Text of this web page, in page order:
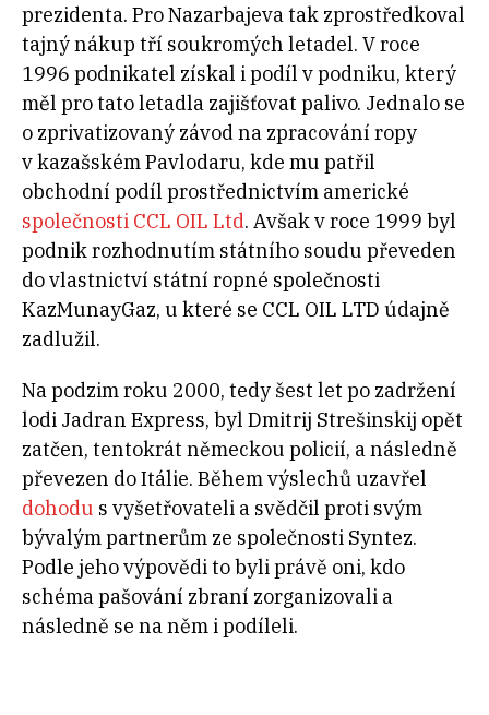
prezidenta. Pro Nazarbajeva tak zprostředkoval
tajný nákup tří soukromých letadel. V roce
1996 podnikatel získal i podíl v podniku, který
měl pro tato letadla zajišťovat palivo. Jednalo se
o zprivatizovaný závod na zpracování ropy
v kazašském Pavlodaru, kde mu patřil
obchodní podíl prostřednictvím americké
společnosti CCL OIL Ltd. Avšak v roce 1999 byl
podnik rozhodnutím státního soudu převeden
do vlastnictví státní ropné společnosti
KazMunayGaz, u které se CCL OIL LTD údajně
zadlužil.
Na podzim roku 2000, tedy šest let po zadržení
lodi Jadran Express, byl Dmitrij Strešinskij opět
zatčen, tentokrát německou policií, a následně
převezen do Itálie. Během výslechů uzavřel
dohodu s vyšetřovateli a svědčil proti svým
bývalým partnerům ze společnosti Syntez.
Podle jeho výpovědi to byli právě oni, kdo
schéma pašování zbraní zorganizovali a
následně se na něm i podíleli.